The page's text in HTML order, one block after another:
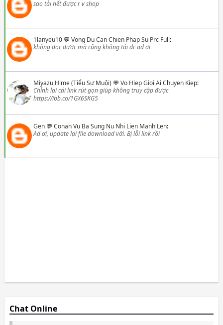
sao tải hết được r v shop
1lanyeu10💬 Vong Du Can Chien Phap Su Prc Full:
không đọc được mà cũng không tải đc ad ơi
Miyazu Hime (Tiểu Sư Muội) 💬 Vo Hiep Gioi Ai Chuyen Kiep:
Chỉnh lại cái link rút gọn giúp không truy cập được
https://ibb.co/1GX6SKG5
Gen💬 Conan Vu Ba Sung Nu Nhi Lien Manh Len:
Ad ơi, update lại file download với. Bị lỗi link rồi
Chat Online